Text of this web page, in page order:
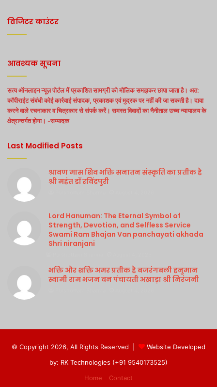
विजिटर काउंटर
आवश्यक सूचना
सत्य ऑनलाइन न्यूज़ पोर्टल में प्रकाशित सामग्री को मौलिक समझकर छापा जाता है। अत:
कॉपीराईट संबंधी कोई कार्रवाई संपादक, प्रकाशक एवं मुद्रक पर नहीं की जा सकती है। दावा
करने वाले रचनाकार व चित्रकार से संपर्क करें। समस्त विवादों का नैनीताल उच्च न्यायालय के
क्षेत्रान्तर्गत होगा। -सम्पादक
Last Modified Posts
श्रावण मास शिव भक्ति सनातन संस्कृति का प्रतीक है
श्री महंत डॉ रविंद्रपुरी
Lord Hanuman: The Eternal Symbol of
Strength, Devotion, and Selfless Service
Swami Ram Bhajan Van panchayati akhada
Shri niranjani
भक्ति और शक्ति अमर प्रतीक है बजरंगबली हनुमान
स्वामी राम भजन वन पंचायती अखाड़ा श्री निरंजनी
© Copyright 2026, All Rights Reserved |
Website Developed
by: RK Technologies (+91 9540173525)
Home
Contact